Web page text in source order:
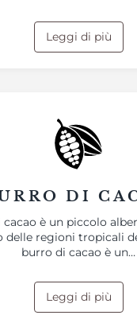
Leggi di più
DI
cacao è un piccolo
delle regioni tropicali
burro di cacao è un…
Leggi di più